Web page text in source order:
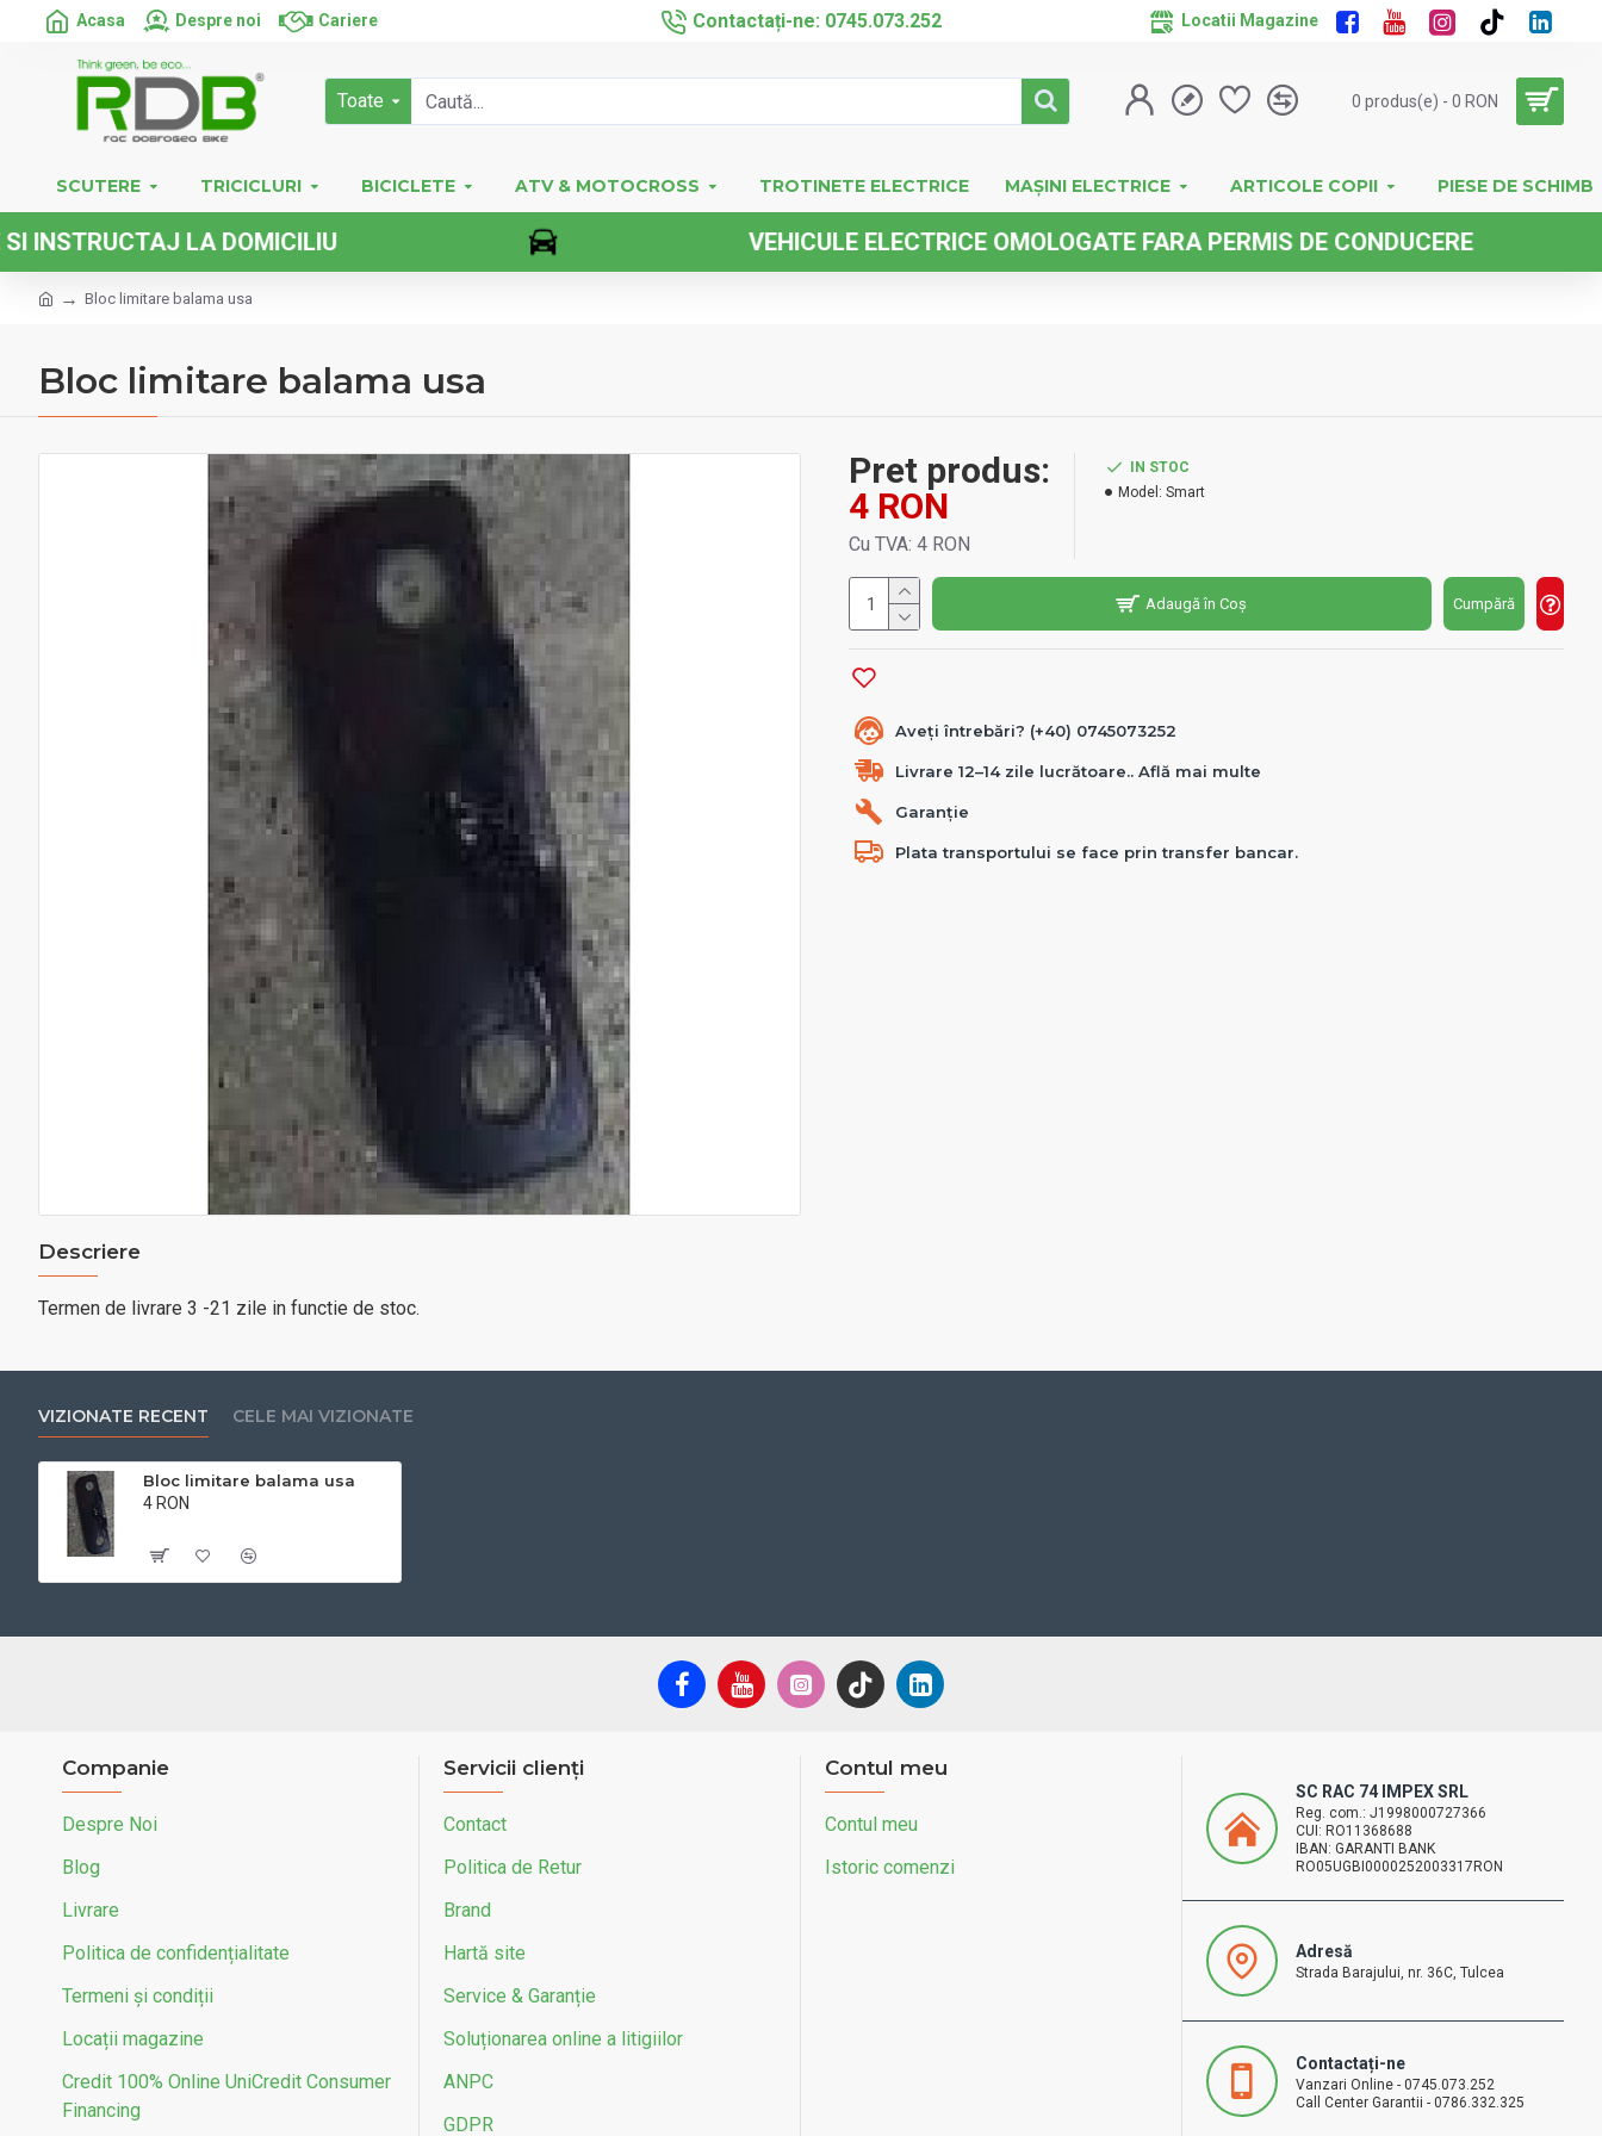
Acasa Despre noi Cariere Contactați-ne: 0745.073.252 Locatii Magazine
Toate 0 produs(e) - 0 RON
SCUTERE TRICICLURI BICICLETE ATV & MOTOCROSS TROTINETE ELECTRICE MAȘINI ELECTRICE ARTICOLE COPII PIESE DE SCHIMB
LA DOMICILIU VEHICULE ELECTRICE OMOLOGATE FARA PERMIS DE CONDUCERE
Bloc limitare balama usa
Bloc limitare balama usa
Descriere
Termen de livrare 3 -21 zile in functie de stoc.
Pret produs:
4 RON
Cu TVA: 4 RON
IN STOC
Model: Smart
Adaugă în Coș Cumpără
Aveți întrebări? (+40) 0745073252
Livrare 12–14 zile lucrătoare.. Află mai multe
Garanție
Plata transportului se face prin transfer bancar.
VIZIONATE RECENT CELE MAI VIZIONATE
Bloc limitare balama usa
4 RON
Companie
Despre Noi
Blog
Livrare
Politica de confidențialitate
Termeni și condiții
Locații magazine
Credit 100% Online UniCredit Consumer
Financing
Servicii clienți
Contact
Politica de Retur
Brand
Hartă site
Service & Garanție
Soluționarea online a litigiilor
ANPC
GDPR
Contul meu
Contul meu
Istoric comenzi
SC RAC 74 IMPEX SRL
Reg. com.: J1998000727366
CUI: RO11368688
IBAN: GARANTI BANK
RO05UGBI0000252003317RON
Adresă
Strada Barajului, nr. 36C, Tulcea
Contactați-ne
Vanzari Online - 0745.073.252
Call Center Garantii - 0786.332.325